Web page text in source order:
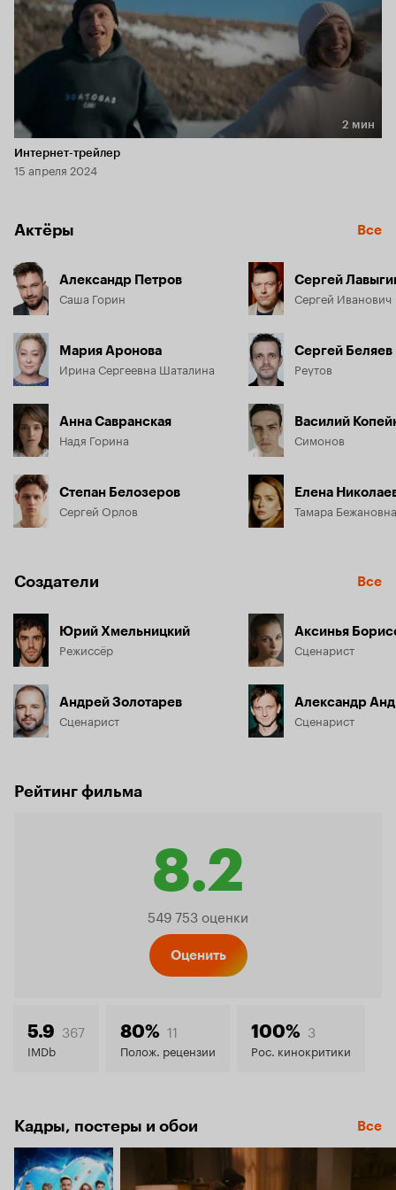
Длительность 2 мин
2 мин
Интернет-трейлер
15 апреля 2024
Актёры Все
Александр Петров
Саша Горин
Мария Аронова
Ирина Сергеевна Шаталина
Анна Савранская
Надя Горина
Степан Белозеров
Сергей Орлов
Сергей
Сергей Иванович
Сергей Беляев
Реутов
Василий
Симонов
Елена
Тамара Бежановна
Создатели Все
Юрий Хмельницкий
Режиссёр
Андрей Золотарев
Сценарист
Аксинья
Сценарист
Александр
Сценарист
Рейтинг фильма
8.2
Рейтинг
8.2
549 753 оценки
Оценить
5.9 367
IMDb
80% 11
Полож. рецензии
100% 3
Рос. кинокритики
Кадры, постеры и обои Все